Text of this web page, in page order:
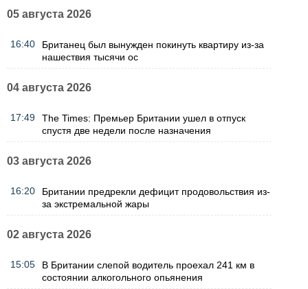
05 августа 2026
16:40
Британец был вынужден покинуть квартиру из-за
нашествия тысячи ос
04 августа 2026
17:49
The Times: Премьер Британии ушел в отпуск
спустя две недели после назначения
03 августа 2026
16:20
Британии предрекли дефицит продовольствия из-
за экстремальной жары
02 августа 2026
15:05
В Британии слепой водитель проехал 241 км в
состоянии алкогольного опьянения